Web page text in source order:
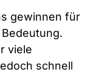
gewinnen für
viele
schnell